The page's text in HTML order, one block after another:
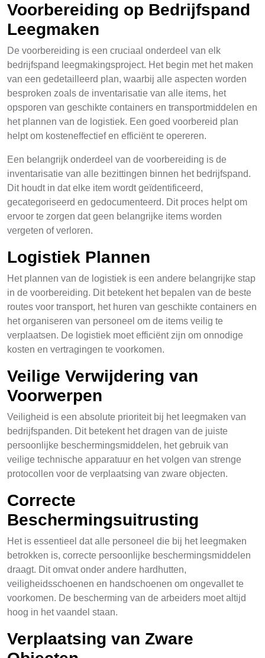
Voorbereiding op Bedrijfspand
Leegmaken
De voorbereiding is een cruciaal onderdeel van elk
bedrijfspand leegmakingsproject. Het begin met het maken
van een gedetailleerd plan, waarbij alle aspecten worden
besproken zoals de inventarisatie van alle items, het
opsporen van geschikte containers en transportmiddelen en
het plannen van de logistiek. Een goed voorbereid plan
helpt om kosteneffectief en efficiënt te opereren.
Een belangrijk onderdeel van de voorbereiding is de
inventarisatie van alle bezittingen binnen het bedrijfspand.
Dit houdt in dat elke item wordt geïdentificeerd,
gecategoriseerd en gedocumenteerd. Dit proces helpt om
ervoor te zorgen dat geen belangrijke items worden
vergeten of verloren.
Logistiek Plannen
Het plannen van de logistiek is een andere belangrijke stap
in de voorbereiding. Dit betekent het bepalen van de beste
routes voor transport, het huren van geschikte containers en
het organiseren van personeel om de items veilig te
verplaatsen. De logistiek moet efficiënt zijn om onnodige
kosten en vertragingen te voorkomen.
Veilige Verwijdering van
Voorwerpen
Veiligheid is een absolute prioriteit bij het leegmaken van
bedrijfspanden. Dit betekent het dragen van de juiste
persoonlijke beschermingsmiddelen, het gebruik van
veilige technische apparatuur en het volgen van strenge
protocollen voor de verplaatsing van zware objecten.
Correcte
Beschermingsuitrusting
Het is essentieel dat alle personeel die bij het leegmaken
betrokken is, correcte persoonlijke beschermingsmiddelen
draagt. Dit omvat onder andere hardhutten,
veiligheidsschoenen en handschoenen om ongevallet te
voorkomen. De bescherming van de arbeiders moet altijd
hoog in het vaandel staan.
Verplaatsing van Zware